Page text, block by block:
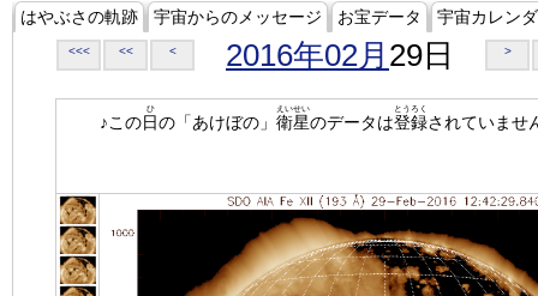
はやぶさの軌跡 宇宙からのメッセージ お宝データ 宇宙カレン
<<< << < 2016年02月 29日 >
♪この日
ひ
の「あけぼの」 衛星
えいせい
のデータは登録
とうろく
されていませ